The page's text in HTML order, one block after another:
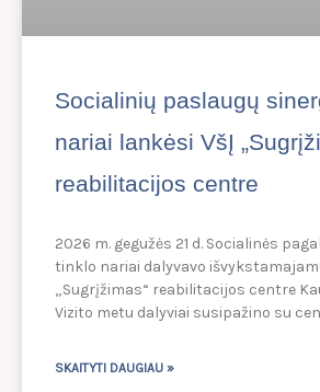
Socialinių paslaugų
nariai lankėsi VšĮ
reabilitacijos centre
2026 m. gegužės 21 d. Socialinės
tinklo nariai dalyvavo
„Sugrįžimas“ reabilitacijos centre
Vizito metu dalyviai susipažino su
SKAITYTI DAUGIAU »